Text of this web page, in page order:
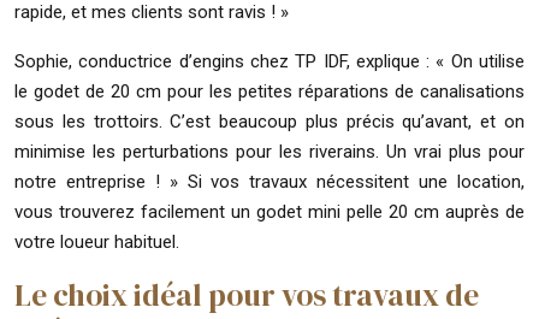
rapide, et mes clients sont ravis ! »
Sophie, conductrice d’engins chez TP IDF, explique : « On utilise
le godet de 20 cm pour les petites réparations de canalisations
sous les trottoirs. C’est beaucoup plus précis qu’avant, et on
minimise les perturbations pour les riverains. Un vrai plus pour
notre entreprise ! » Si vos travaux nécessitent une location,
vous trouverez facilement un godet mini pelle 20 cm auprès de
votre loueur habituel.
Le choix idéal pour vos travaux de